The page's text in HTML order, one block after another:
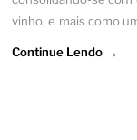
vinho, e mais como
Continue Lendo →